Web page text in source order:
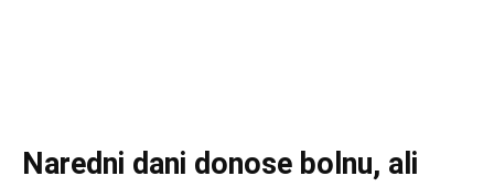
Naredni dani donose bolnu, ali